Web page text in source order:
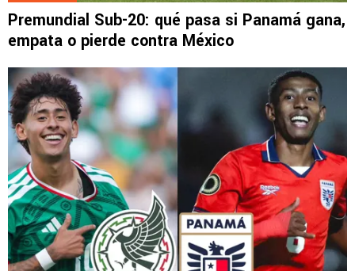
Premundial Sub-20: qué pasa si Panamá gana,
empata o pierde contra México